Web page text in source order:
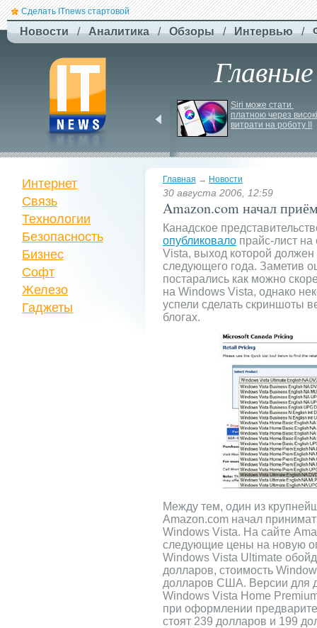
Сделать ITnews стартовой
Новости / Аналитика / Обзоры / Интервью /
нової серії станцій -
STREAM 5000
Siri може стати
платною через високі
витрати на роботу ІІ
Главная → Новости
30 августа 2006, 12:59
Amazon.com начал
Канадское
опубликовало прайс-лист
Vista, выход которой должен
следующего года. Заметив
постарались как можно
на Windows Vista, однако
успели сделать скриншоты
блогах.
Между тем, один из
Amazon.com начал
Windows Vista. На сайте
следующие цены на новую
Windows Vista Ultimate
долларов, стоимость
долларов США. Версии для
Windows Vista Home
при оформлении
стоят 239 долларов и 199
Интернет
Связь
Технологии
Безопасность
Бизнес
Софт
Железо
Гаджеты